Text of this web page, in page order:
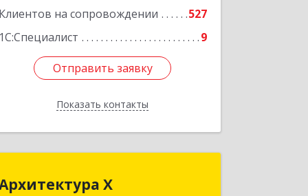
Клиентов на сопровождении
527
1С:Специалист
9
Отправить заявку
Показать контакты
Отправить заявку
Назад
Х